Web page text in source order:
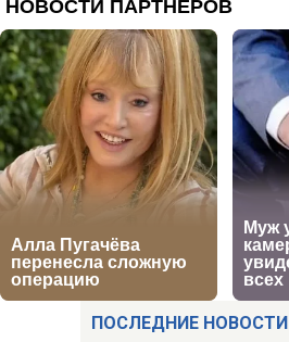
ПОСЛЕДНИЕ НОВОСТИ